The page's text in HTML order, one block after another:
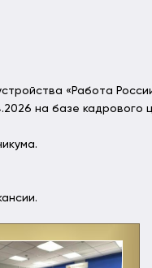
«Работа
на базе кадрового